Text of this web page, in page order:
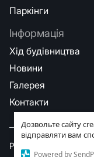
Дозвольте сайту
відправляти вам
Powered by
Паркінги
Інформація
Хід будівництва
Новини
Галерея
Контакти
Privacy policy